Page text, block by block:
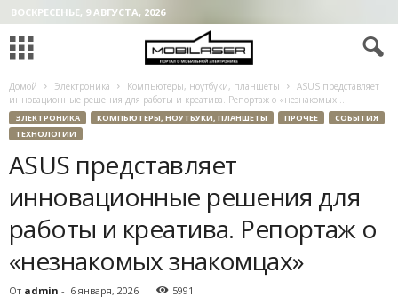
ВОСКРЕСЕНЬЕ, 9 АВГУСТА, 2026
Домой Электроника Компьютеры, ноутбуки, планшеты
ASUS представляет
инновационные решения для работы и креатива. Репортаж о «незнакомых...
ЭЛЕКТРОНИКА КОМПЬЮТЕРЫ, НОУТБУКИ, ПЛАНШЕТЫ ПРОЧЕЕ
СОБЫТИЯ
ТЕХНОЛОГИИ
ASUS представляет
инновационные решения для
работы и креатива. Репортаж о
«незнакомых знакомцах»
От admin - 6 января, 2026 5991